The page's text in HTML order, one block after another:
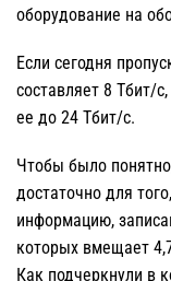
оборудование на
Если сегодня
составляет 8 Тбит/
ее до 24 Тбит/с.
Чтобы было
достаточно для
информацию,
которых вмещает
Как подчеркнули в